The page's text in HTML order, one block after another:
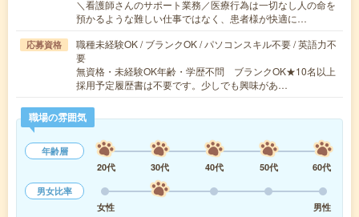
＼看護師さんのサポート業務／医療行為は一切なし人の命を
預かるような難しい仕事ではなく、患者様が快適に…
応募資格
職種未経験OK / ブランクOK / パソコンスキル不要 / 英語力不
要
無資格・未経験OK年齢・学歴不問 ブランクOK★10名以上
採用予定履歴書は不要です。少しでも興味があ…
職場の雰囲気
年齢層
20代
30代 40代 50代
60代
男女比率
女性
男性